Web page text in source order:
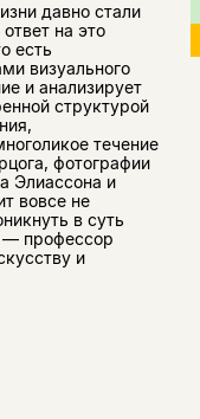
давно стали
на это
есть
визуального
и анализирует
структурой
течение
фотографии
Элиассона и
вовсе не
в суть
— профессор
и